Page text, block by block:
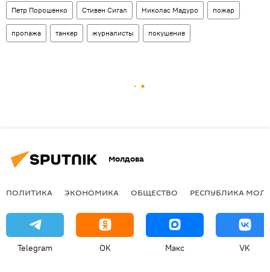
Петр Порошенко Стивен Сигал Николас Мадуро пожар
пропажа танкер журналисты покушение
Молдова
ПОЛИТИКА ЭКОНОМИКА ОБЩЕСТВО РЕСПУБЛИКА
Telegram OK Макс VK